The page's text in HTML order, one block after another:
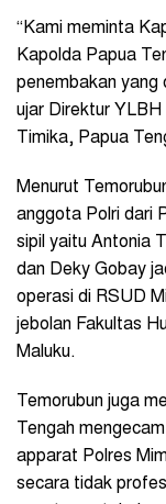
“Kami meminta
Kapolda Papua
penembakan yang
ujar Direktur YLBH
Timika, Papua
Menurut
anggota Polri dari
sipil yaitu Antonia
dan Deky Gobay
operasi di RSUD
jebolan Fakultas
Maluku.
Temorubun juga
Tengah
apparat Polres
secara tidak